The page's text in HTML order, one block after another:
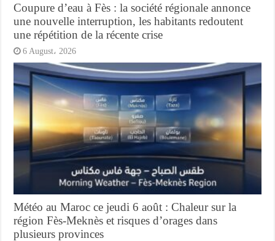
Coupure d’eau à Fès : la société régionale annonce
une nouvelle interruption, les habitants redoutent
une répétition de la récente crise
6 August، 2026
Météo au Maroc ce jeudi 6 août : Chaleur sur la
région Fès-Meknès et risques d’orages dans
plusieurs provinces